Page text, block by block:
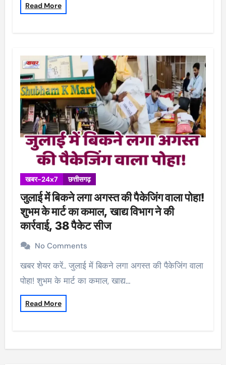
Read More
खबर-24x7 छत्तीसगढ़
जुलाई में बिकने लगा अगस्त की पैकेजिंग वाला पोहा!
शुभम के मार्ट का कमाल, खाद्य विभाग ने की
कार्रवाई, 38 पैकेट सीज
No Comments
खबर शेयर करें.. जुलाई में बिकने लगा अगस्त की पैकेजिंग वाला
पोहा! शुभम के मार्ट का कमाल, खाद्य…
Read More